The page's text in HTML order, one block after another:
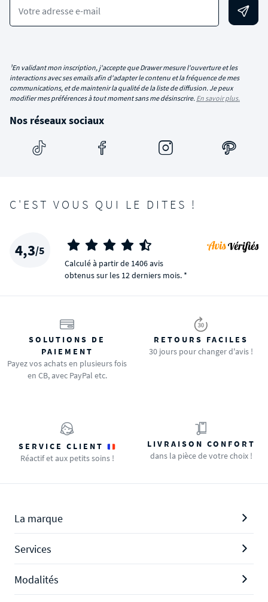
Votre adresse e-mail
¹En validant mon inscription, j'accepte que Drawer mesure l'ouverture et les
interactions avec ses emails afin d'adapter le contenu et la fréquence de mes
communications, et de maintenir la qualité de la liste de diffusion. Je peux
modifier mes préférences à tout moment sans me désinscrire. En savoir plus.
Nos réseaux sociaux
C'EST VOUS QUI LE DITES !
4,3/5
Calculé à partir de 1406 avis
obtenus sur les 12 derniers mois. *
SOLUTIONS DE
PAIEMENT
Payez vos achats en plusieurs fois
en CB, avec PayPal etc.
RETOURS FACILES
30 jours pour changer d'avis !
SERVICE CLIENT
Réactif et aux petits soins !
LIVRAISON CONFORT
dans la pièce de votre choix !
La marque
Services
Modalités